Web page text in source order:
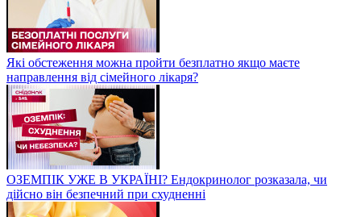
Які обстеження можна пройти безплатно якщо маєте
направлення від сімейного лікаря?
ОЗЕМПІК УЖЕ В УКРАЇНІ? Ендокринолог розказала, чи
дійсно він безпечний при схудненні